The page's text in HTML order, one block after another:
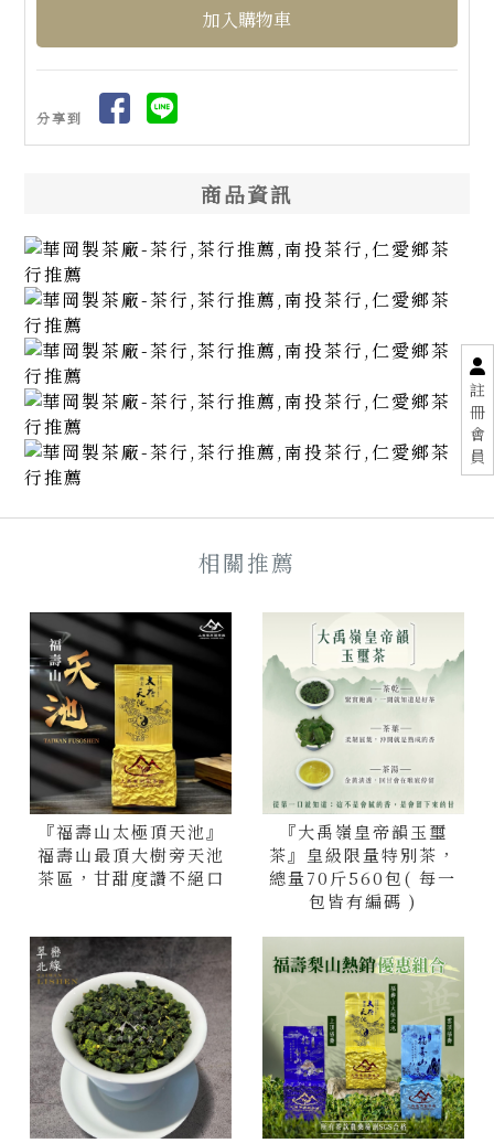
註
冊
會
員
分享到
商品資訊
『福壽山太極頂天池』
福壽山最頂大樹旁天池
茶區，甘甜度讚不絕口
『大禹嶺皇帝韻玉璽
茶』皇級限量特別茶，
總量70斤560包( 每一
包皆有編碼 )